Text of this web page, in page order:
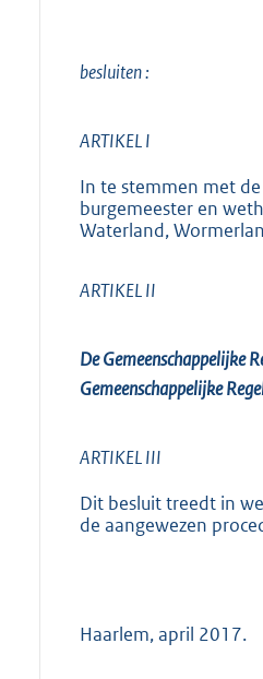
besluiten :
ARTIKEL I
In te stemmen met
burgemeester en
Waterland,
ARTIKEL II
De Gemeenschappelijke
Gemeenschappelijke
ARTIKEL III
Dit besluit treedt in
de aangewezen
Haarlem, april 2017.